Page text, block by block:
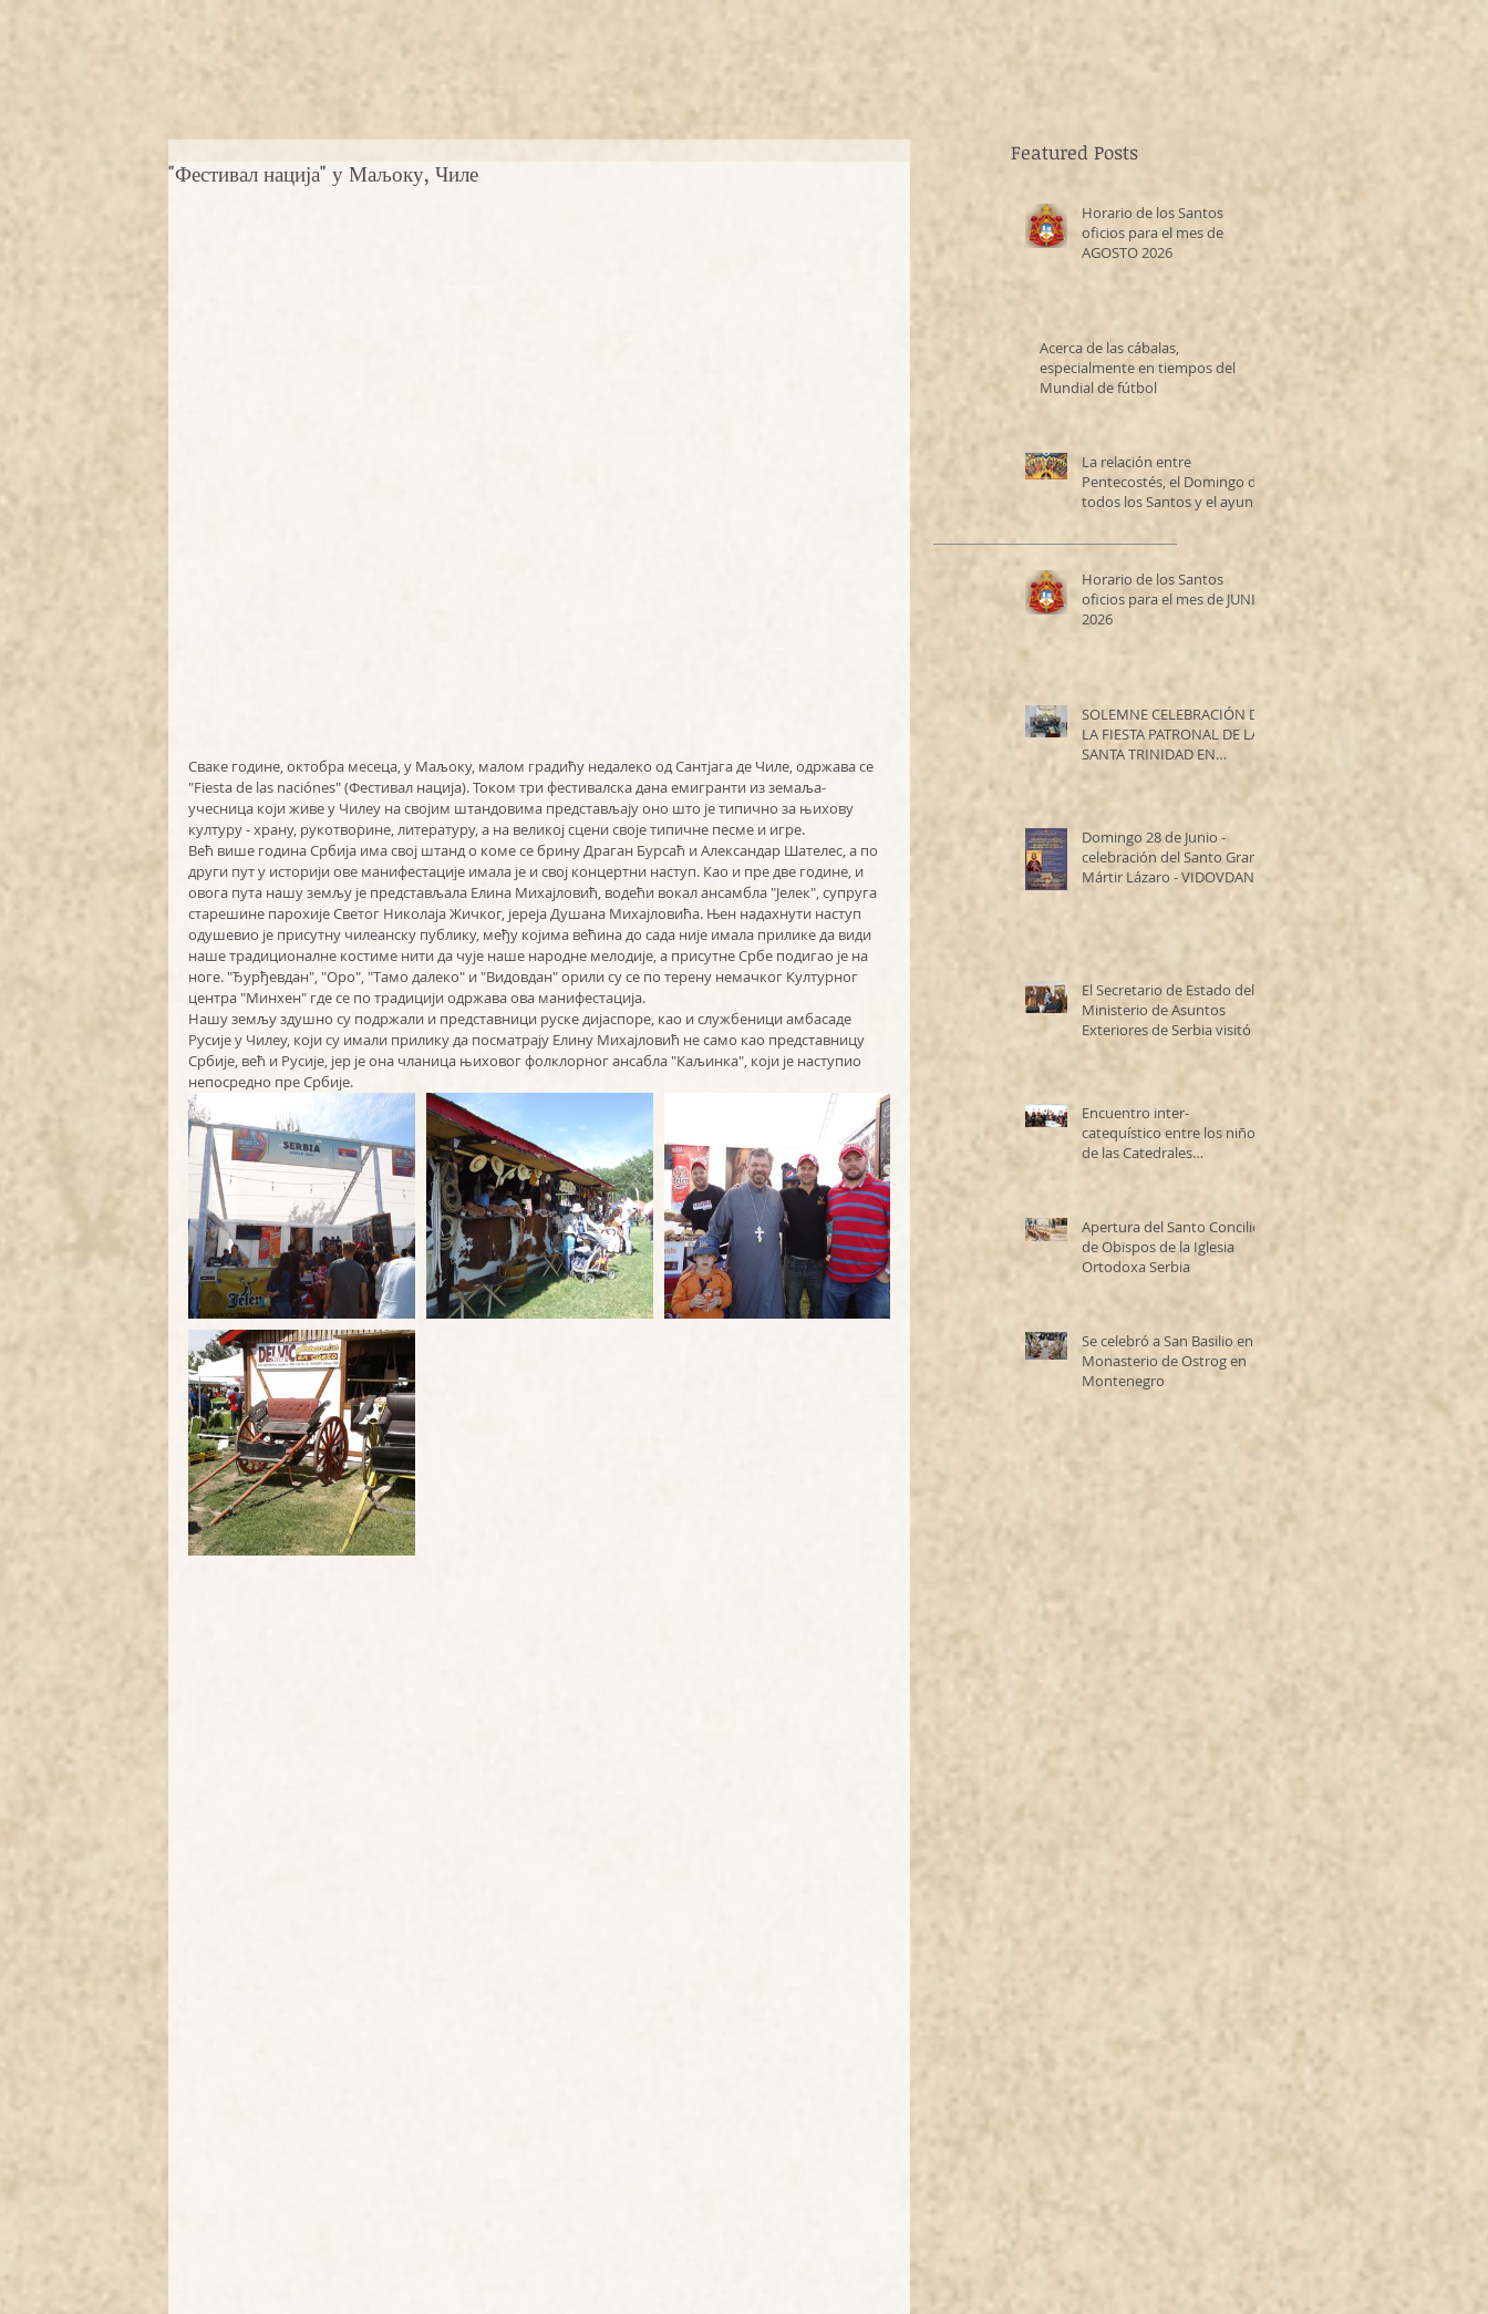
"Фестивал нација" у Маљоку, Чиле
Сваке године, октобра месеца, у Маљоку, малом градићу недалеко од Сантјага де Чиле, одржава се
"Fiesta de las naciónes" (Фестивал нација). Током три фестивалска дана емигранти из земаља-
учесница који живе у Чилеу на својим штандовима представљају оно што је типично за њихову
културу - храну, рукотворине, литературу, а на великој сцени своје типичне песме и игре.
Већ више година Србија има свој штанд о коме се брину Драган Бурсаћ и Александар Шателес, а по
други пут у историји ове манифестације имала је и свој концертни наступ. Као и пре две године, и
овога пута нашу земљу је представљала Елина Михајловић, водећи вокал ансамбла "Јелек", супруга
старешине парохије Светог Николаја Жичког, јереја Душана Михајловића. Њен надахнути наступ
одушевио је присутну чилеанску публику, међу којима већина до сада није имала прилике да види
наше традиционалне костиме нити да чује наше народне мелодије, а присутне Србе подигао је на
ноге. "Ђурђевдан", "Оро", "Тамо далеко" и "Видовдан" орили су се по терену немачког Културног
центра "Минхен" где се по традицији одржава ова манифестација.
Нашу земљу здушно су подржали и представници руске дијаспоре, као и службеници амбасаде
Русије у Чилеу, који су имали прилику да посматрају Елину Михајловић не само као представницу
Србије, већ и Русије, јер је она чланица њиховог фолклорног ансабла "Каљинка", који је наступио
непосредно пре Србије.
Featured Posts
Horario de los Santos
oficios para el mes de
AGOSTO 2026
Acerca de las cábalas,
especialmente en tiempos del
Mundial de fútbol
La relación entre
Pentecostés, el Domingo de
todos los Santos y el ayuno
Horario de los Santos
oficios para el mes de JUNIO
2026
SOLEMNE CELEBRACIÓN DE
LA FIESTA PATRONAL DE LA
SANTA TRINIDAD EN
RESISTENCIA
Domingo 28 de Junio -
celebración del Santo Gran
Mártir Lázaro - VIDOVDAN
El Secretario de Estado del
Ministerio de Asuntos
Exteriores de Serbia visitó la
Encuentro inter-
catequístico entre los niños
de las Catedrales
Apertura del Santo Concilio
de Obispos de la Iglesia
Ortodoxa Serbia
Se celebró a San Basilio en el
Monasterio de Ostrog en
Montenegro